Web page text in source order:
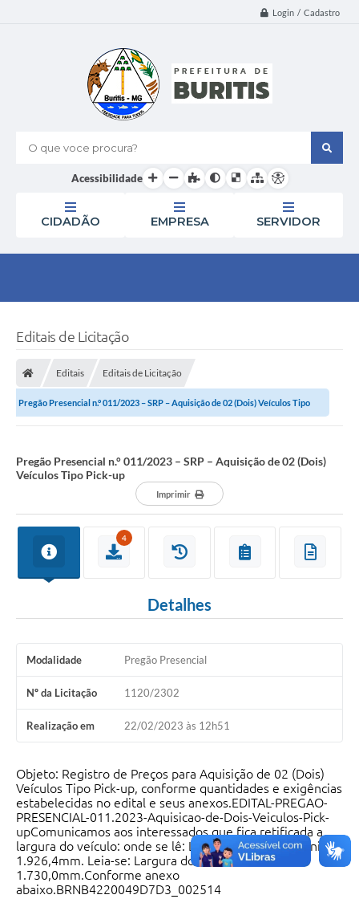
Login / Cadastro
O que voce procura?
Acessibilidade
CIDADÃO EMPRESA SERVIDOR
Editais de Licitação
Editais Editais de Licitação
Pregão Presencial n.° 011/2023 – SRP – Aquisição de 02 (Dois) Veículos Tipo
Pregão Presencial n.° 011/2023 – SRP – Aquisição de 02 (Dois)
Veículos Tipo Pick-up
Imprimir
4
Detalhes
Modalidade Pregão Presencial
Nº da Licitação 1120/2302
Realização em 22/02/2023 às 12h51
Objeto: Registro de Preços para Aquisição de 02 (Dois)
Veículos Tipo Pick-up, conforme quantidades e exigências
estabelecidas no edital e seus anexos.EDITAL-PREGAO-
PRESENCIAL-011.2023-Aquisicao-de-Dois-Veiculos-Pick-
upComunicamos aos interessados que fica retificada a
largura do veículo: onde se lê: Largura do veículo mínimo:
1.926,4mm. Leia-se: Largura do veículo mínimo:
1.730,0mm.Conforme anexo
abaixo.BRNB4220049D7D3_002514